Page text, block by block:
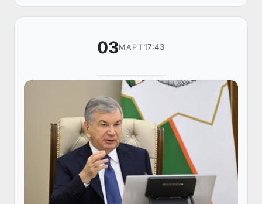
переговоры в узком составе и первое
03МАРТ17:43